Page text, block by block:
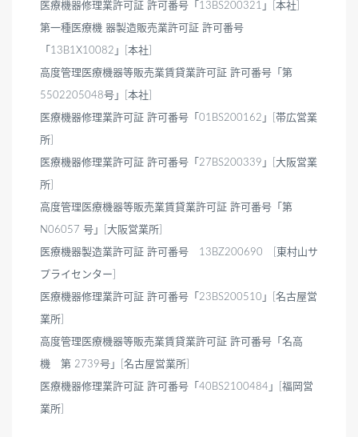
医療機器修理業許可証 許可番号「13BS200321」[本社]
第一種医療機 器製造販売業許可証 許可番号
「13B1X10082」[本社]
高度管理医療機器等販売業賃貸業許可証 許可番号「第
5502205048号」[本社]
医療機器修理業許可証 許可番号「01BS200162」[帯広営業
所]
医療機器修理業許可証 許可番号「27BS200339」[大阪営業
所]
高度管理医療機器等販売業賃貸業許可証 許可番号「第
N06057 号」[大阪営業所]
医療機器製造業許可証 許可番号 13BZ200690 [東村山サ
プライセンター]
医療機器修理業許可証 許可番号「23BS200510」[名古屋営
業所]
高度管理医療機器等販売業賃貸業許可証 許可番号「名高
機 第 2739号」[名古屋営業所]
医療機器修理業許可証 許可番号「40BS2100484」[福岡営
業所]